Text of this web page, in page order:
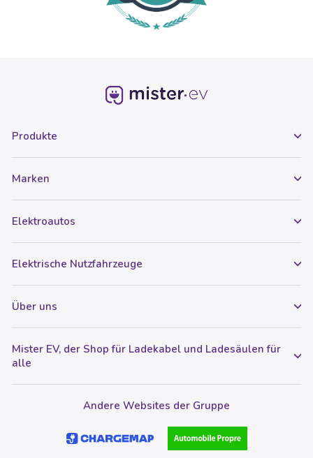
Produkte
Marken
Elektroautos
Elektrische Nutzfahrzeuge
Über uns
Mister EV, der Shop für Ladekabel und Ladesäulen für
alle
Andere Websites der Gruppe